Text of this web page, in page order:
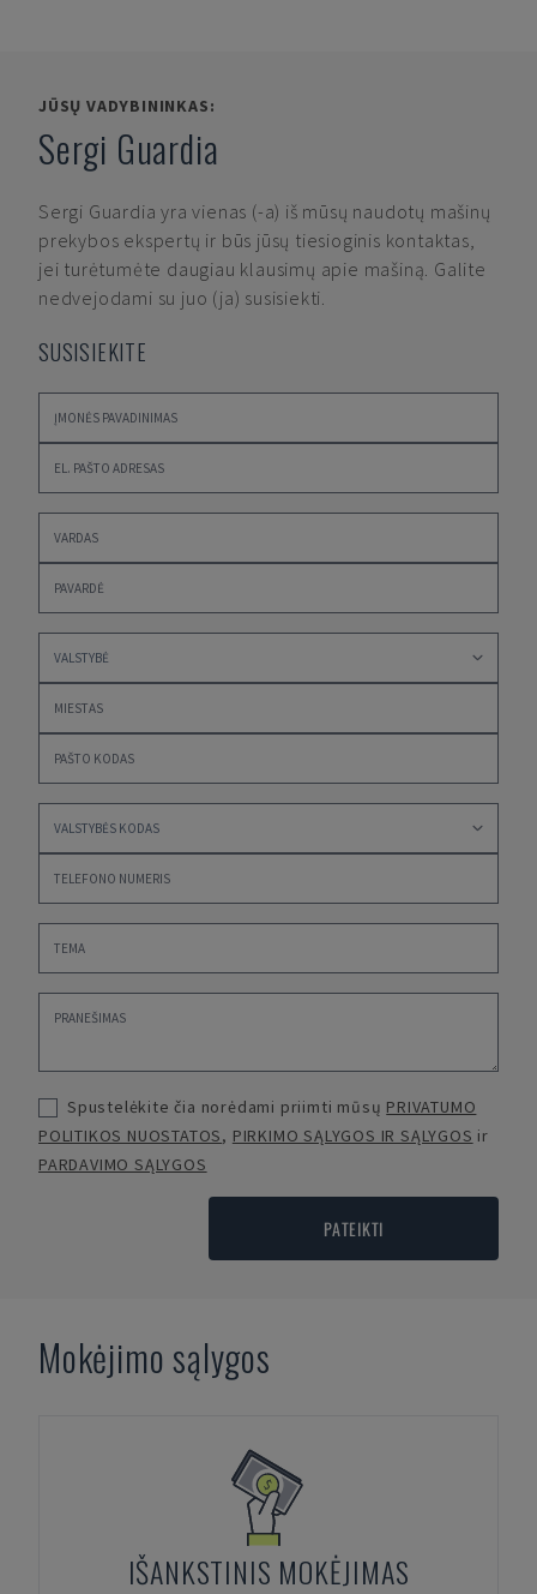
JŪSŲ VADYBININKAS:
Sergi Guardia
Sergi Guardia yra vienas (-a) iš mūsų naudotų mašinų
prekybos ekspertų ir būs jūsų tiesioginis kontaktas,
jei turėtumėte daugiau klausimų apie mašiną. Galite
nedvejodami su juo (ja) susisiekti.
SUSISIEKITE
Spustelėkite čia norėdami priimti mūsų PRIVATUMO
POLITIKOS NUOSTATOS, PIRKIMO SĄLYGOS IR SĄLYGOS ir
PARDAVIMO SĄLYGOS
PATEIKTI
Mokėjimo sąlygos
IŠANKSTINIS MOKĖJIMAS